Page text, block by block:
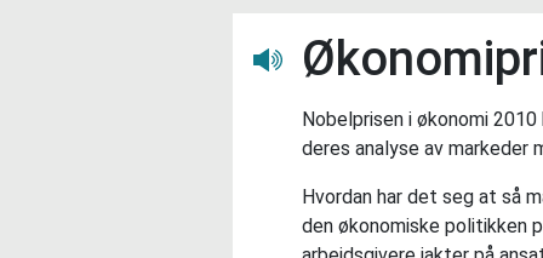
Nobelprisen i økonomi
deres analyse av markeder
Hvordan har det seg at så
den økonomiske politikken
Lytt her